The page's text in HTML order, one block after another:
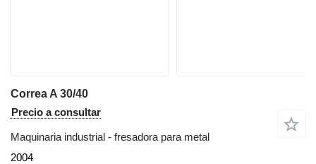
Correa A 30/40
Precio a consultar
Maquinaria industrial - fresadora para metal
2004